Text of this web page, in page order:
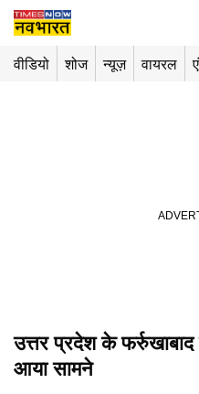
वीडियो शोज न्यूज़ वायरल
उत्तर प्रदेश के फर्रुखाबाद
आया सामने